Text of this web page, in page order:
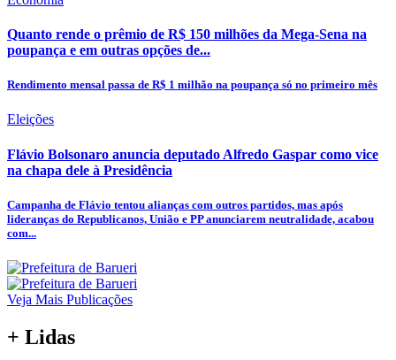
Quanto rende o prêmio de R$ 150 milhões da Mega-Sena na
poupança e em outras opções de...
Rendimento mensal passa de R$ 1 milhão na poupança só no primeiro mês
Eleições
Flávio Bolsonaro anuncia deputado Alfredo Gaspar como vice
na chapa dele à Presidência
Campanha de Flávio tentou alianças com outros partidos, mas após
lideranças do Republicanos, União e PP anunciarem neutralidade, acabou
com...
Veja Mais Publicações
+ Lidas